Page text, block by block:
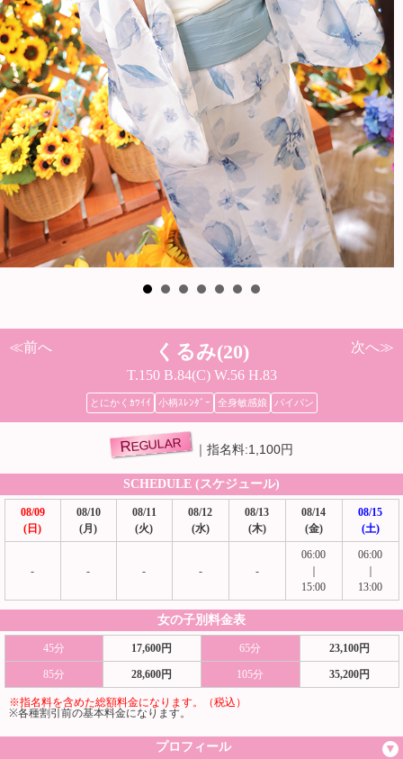
次へ≫
≪前へ くるみ(20)
T.150 B.84(C) W.56 H.83
とにかくｶﾜｲｲ 小柄ｽﾚﾝﾀﾞｰ 全身敏感娘 パイパン
REGULAR 指名料:1,100円
SCHEDULE (スケジュール)
08/09
(日)
08/10
(月)
08/11
(火)
08/12
(水)
08/13
(木)
08/14
(金)
08/15
(土)
- - - - -
06:00
15:00
06:00
13:00
女の子別料金表
45分 17,600円 65分 23,100円
85分 28,600円 105分 35,200円
※指名料を含めた総額料金になります。（税込）
※各種割引前の基本料金になります。
プロフィール